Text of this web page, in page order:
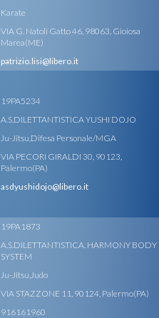
Karate
VIA G. Natoli Gatto 46, 98063, Gioiosa
Marea(ME)
patrizio.lisi@libero.it
19PA5234
A.S.DILETTANTISTICA YUSHI DOJO
Ju-Jitsu,Difesa Personale/MGA
VIA PECORI GIRALDI 30, 90123,
Palermo(PA)
asdyushidojo@libero.it
19PA1873
A.S.DILETTANTISTICA. HARMONY BODY
SYSTEM
Ju-Jitsu,Judo
VIA STAZZONE 11, 90124, Palermo(PA)
916161960